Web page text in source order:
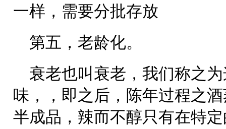
一样，需要分批存放
第五，老龄化。
衰老也叫衰老，我们称之
味，，即之后，陈年过程之
半成品，辣而不醇只有在特